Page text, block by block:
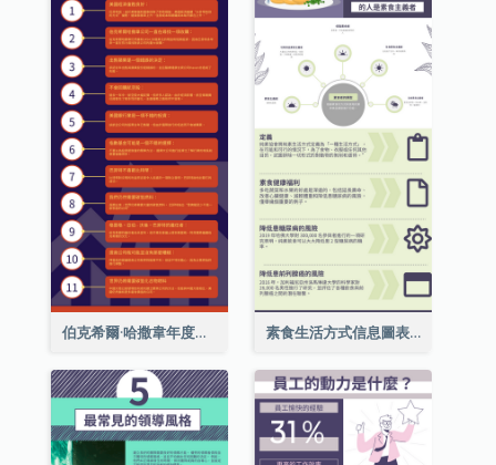
伯克希爾·哈撒韋年度股東大會的11個要點 素食生活方式信息圖表